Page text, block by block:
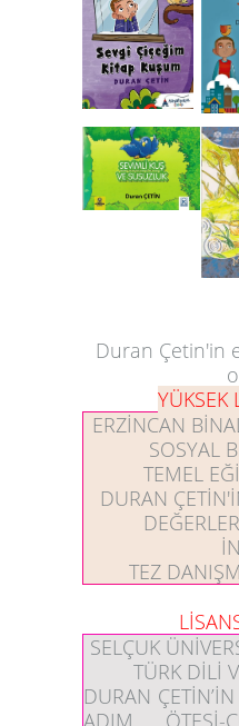
Duran Çetin'in
YÜKSEK
ERZİNCAN
SOSYAL
TEMEL
DURAN
TEZ
SELÇUK
TÜRK DİLİ
DURAN
ADIM ÖTESİ-